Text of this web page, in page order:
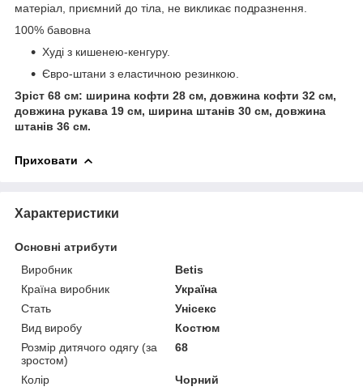
матеріал, приємний до тіла, не викликає подразнення.
100% бавовна
Худі з кишенею-кенгуру.
Євро-штани з еластичною резинкою.
Зріст 68 см: ширина кофти 28 см, довжина кофти 32 см,
довжина рукава 19 см, ширина штанів 30 см, довжина
штанів 36 см.
Приховати
Характеристики
Основні атрибути
Виробник
Betis
Країна виробник
Україна
Стать
Унісекс
Вид виробу
Костюм
Розмір дитячого одягу (за
зростом)
68
Колір Чорний